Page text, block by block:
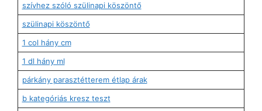
szívhez szóló szülinapi köszöntő
szülinapi köszöntő
1 col hány cm
1 dl hány ml
párkány parasztétterem étlap árak
b kategóriás kresz teszt